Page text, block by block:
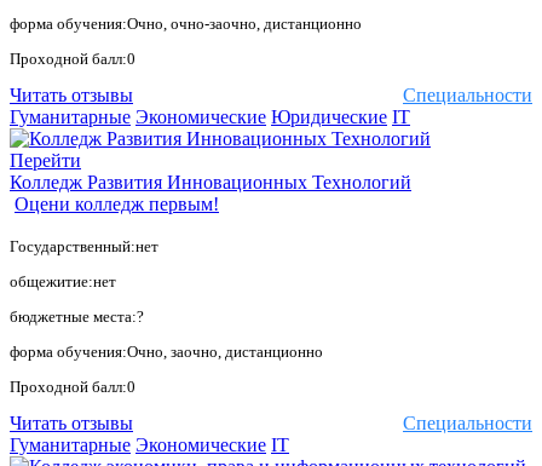
форма обучения:Очно, очно-заочно, дистанционно
Проходной балл:0
Специальности
Читать отзывы
Гуманитарные Экономические Юридические IT
Перейти
Колледж Развития Инновационных Технологий
Оцени колледж первым!
Государственный:нет
общежитие:нет
бюджетные места:?
форма обучения:Очно, заочно, дистанционно
Проходной балл:0
Специальности
Читать отзывы
Гуманитарные Экономические IT